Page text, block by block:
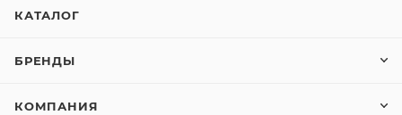
КАТАЛОГ
БРЕНДЫ
КОМПАНИЯ